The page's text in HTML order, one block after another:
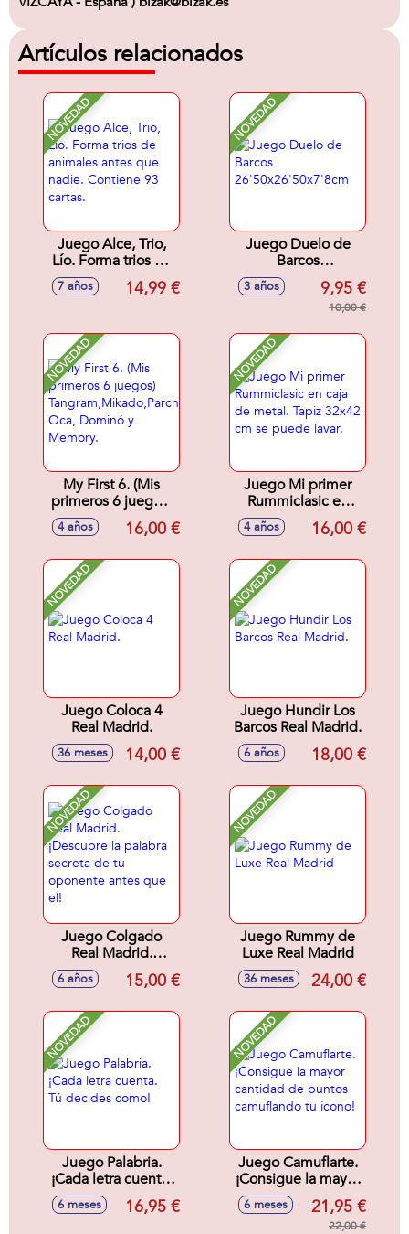
Artículos relacionados
NOVEDAD
Juego Alce, Trio,
Lío. Forma trios de
animales antes que
nadie. Contiene 93
7 años 14,99 €
NOVEDAD
Juego Duelo de
Barcos
26'50x26'50x7'8cm
3 años 9,95 €
10,00 €
NOVEDAD
My First 6. (Mis
primeros 6 juegos)
Tangram,Mikado,Parchís,
Oca, Dominó y
4 años 16,00 €
NOVEDAD
Juego Mi primer
Rummiclasic en
caja de metal. Tapiz
32x42 cm se
4 años 16,00 €
NOVEDAD
Juego Coloca 4
Real Madrid.
36 meses 14,00 €
NOVEDAD
Juego Hundir Los
Barcos Real Madrid.
6 años 18,00 €
NOVEDAD
Juego Colgado
Real Madrid.
¡Descubre la
palabra secreta de
que el!
6 años 15,00 €
NOVEDAD
Juego Rummy de
Luxe Real Madrid
36 meses 24,00 €
NOVEDAD
Juego Palabria.
¡Cada letra cuenta.
Tú decides como!
6 meses 16,95 €
NOVEDAD
Juego Camuflarte.
¡Consigue la mayor
cantidad de puntos
camuflando tu
6 meses 21,95 €
22,00 €